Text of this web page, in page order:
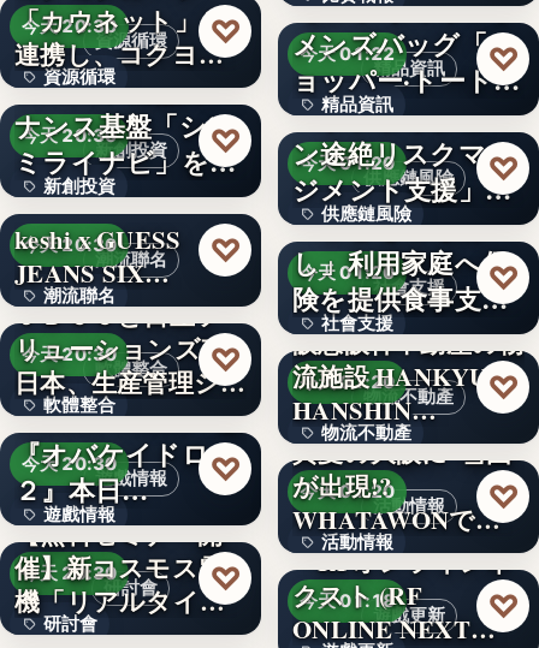
670
資源循環
今天 20:30
資源循環
50%
「カウネット」と
連携し、コクヨグ
ループで排…
♡
新創投資
今天 20:30
新創投資
文字
CINCA、対話ガバ
ナンス基盤「シン
ミライナビ」を開
発す…
♡
潮流聯名
今天 20:30
潮流聯名
65億回
keshi x GUESS
JEANS SIX…
♡
軟體整合
今天 20:30
軟體整合
670
ＪＢＣＣと日立ソ
リューションズ東
日本、生産管理シ
ステム「…
♡
遊戲情報
今天 20:30
遊戲情報
文字
Nitendo Switch™版
『オバケイドロ
２』本日…
♡
研討會
今天 20:30
研討會
【無料セミナー開
催】新コスモス電
機「リアルタイム
モニタと…
♡
439
精品資訊
今天 01:22
精品資訊
文字
メンズバッグ「シ
ョッパー·トート」
の新…
♡
供應鏈風險
今天 01:20
供應鏈風險
文字
「サプライチェー
ン途絶リスクマネ
ジメント支援」の
第三弾と…
♡
社會支援
今天 01:20
社會支援
文字
「こどもごちめ
し」利用家庭へ保
険を提供食事支援
に加え、も…
♡
物流不動產
今天 01:20
物流不動產
2
阪急阪神不動産の物
流施設 HANKYU
HANSHIN…
♡
活動情報
今天 01:20
活動情報
1,500
真夏の大阪に“雪国”
が出現!?
WHATAWONで夏
限定…
♡
遊戲更新
今天 01:18
『RFオンラインネ
クスト (RF
ONLINE NEXT…
♡